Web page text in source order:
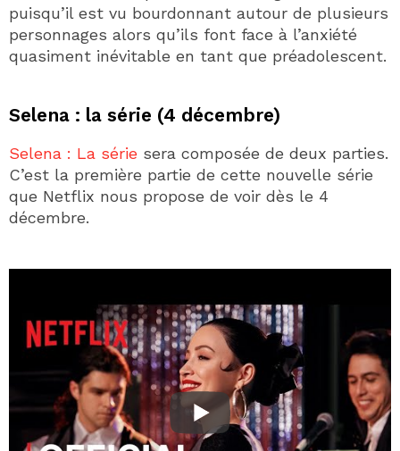
puisqu’il est vu bourdonnant autour de plusieurs
personnages alors qu’ils font face à l’anxiété
quasiment inévitable en tant que préadolescent.
Selena : la série (4 décembre)
Selena : La série sera composée de deux parties.
C’est la première partie de cette nouvelle série
que Netflix nous propose de voir dès le 4
décembre.